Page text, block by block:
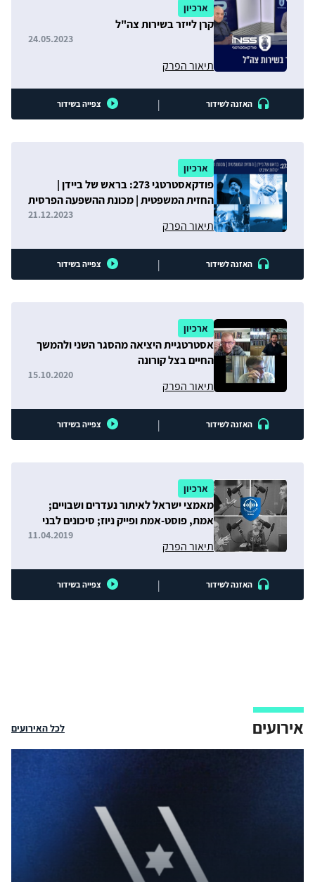
ארכיון
קרן לייזר בשירות צה"ל
תיאור הפרק
24.05.2023
האזנה לשידור | צפייה בשידור
ארכיון
פודקאסטרטגי 273: בראש של ביידן |
החזית המשפטית | מכונת ההשפעה הפרסית
תיאור הפרק
21.12.2023
האזנה לשידור | צפייה בשידור
ארכיון
אסטרטגיית היציאה מהסגר השני ולהמשך
החיים בצל קורונה
תיאור הפרק
15.10.2020
האזנה לשידור | צפייה בשידור
ארכיון
מאמצי ישראל לאיתור נעדרים ושבויים;
אמת, פוסט-אמת ופייק ניוז; סיכונים לבני
תיאור הפרק
11.04.2019
האזנה לשידור | צפייה בשידור
אירועים לכל האירועים